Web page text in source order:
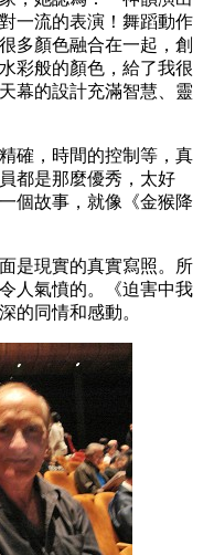
一流的表演！舞蹈動作
多顏色融合在一起，創
彩般的顏色，給了我很
幕的設計充滿智慧、靈
確，時間的控制等，真
都是那麼優秀，太好
個故事，就像《金猴降
是現實的真實寫照。所
人氣憤的。《迫害中我
的同情和感動。